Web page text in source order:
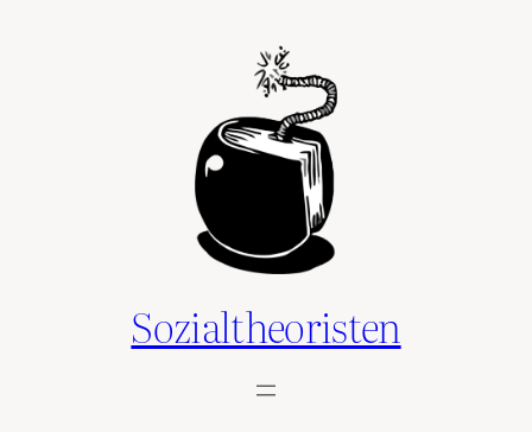
Sozialtheoristen